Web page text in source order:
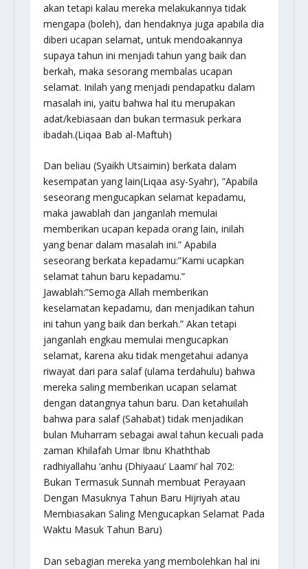
akan tetapi kalau mereka melakukannya tidak
mengapa (boleh), dan hendaknya juga apabila dia
diberi ucapan selamat, untuk mendoakannya
supaya tahun ini menjadi tahun yang baik dan
berkah, maka sesorang membalas ucapan
selamat. Inilah yang menjadi pendapatku dalam
masalah ini, yaitu bahwa hal itu merupakan
adat/kebiasaan dan bukan termasuk perkara
ibadah.(Liqaa Bab al-Maftuh)
Dan beliau (Syaikh Utsaimin) berkata dalam
kesempatan yang lain(Liqaa asy-Syahr), ”Apabila
seseorang mengucapkan selamat kepadamu,
maka jawablah dan janganlah memulai
memberikan ucapan kepada orang lain, inilah
yang benar dalam masalah ini.” Apabila
seseorang berkata kepadamu:”Kami ucapkan
selamat tahun baru kepadamu.”
Jawablah:”Semoga Allah memberikan
keselamatan kepadamu, dan menjadikan tahun
ini tahun yang baik dan berkah.” Akan tetapi
janganlah engkau memulai mengucapkan
selamat, karena aku tidak mengetahui adanya
riwayat dari para salaf (ulama terdahulu) bahwa
mereka saling memberikan ucapan selamat
dengan datangnya tahun baru. Dan ketahuilah
bahwa para salaf (Sahabat) tidak menjadikan
bulan Muharram sebagai awal tahun kecuali pada
zaman Khilafah Umar Ibnu Khaththab
radhiyallahu ‘anhu (Dhiyaau’ Laami’ hal 702:
Bukan Termasuk Sunnah membuat Perayaan
Dengan Masuknya Tahun Baru Hijriyah atau
Membiasakan Saling Mengucapkan Selamat Pada
Waktu Masuk Tahun Baru)
Dan sebagian mereka yang membolehkan hal ini